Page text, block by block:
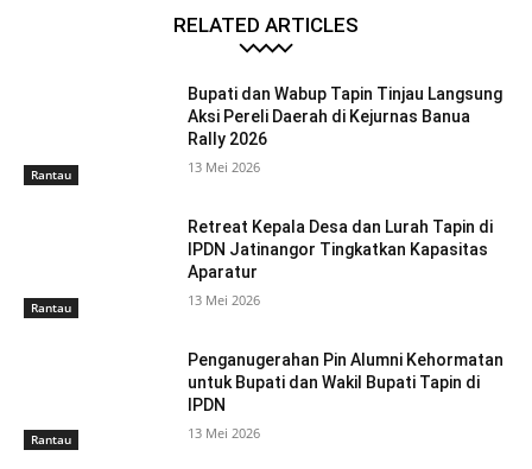
RELATED ARTICLES
Rantau
Bupati dan Wabup Tapin Tinjau Langsung
Aksi Pereli Daerah di Kejurnas Banua
Rally 2026
13 Mei 2026
Rantau
Retreat Kepala Desa dan Lurah Tapin di
IPDN Jatinangor Tingkatkan Kapasitas
Aparatur
13 Mei 2026
Rantau
Penganugerahan Pin Alumni Kehormatan
untuk Bupati dan Wakil Bupati Tapin di
IPDN
13 Mei 2026